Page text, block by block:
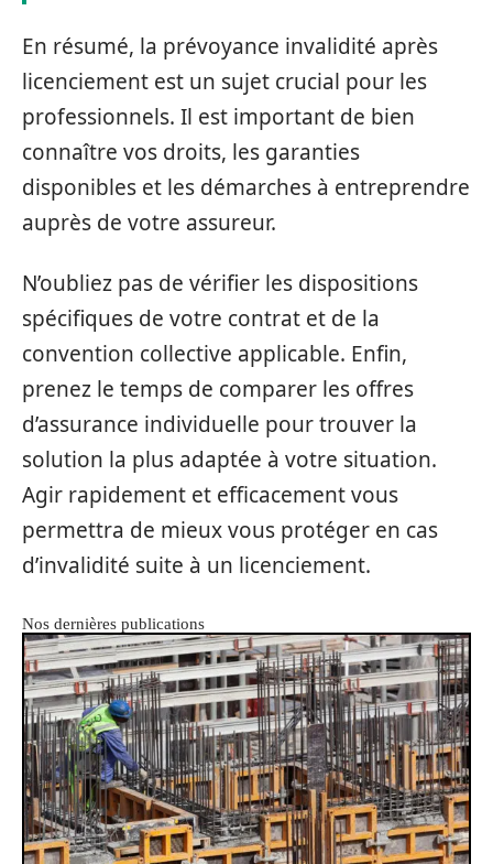
En résumé, la prévoyance invalidité après
licenciement est un sujet crucial pour les
professionnels. Il est important de bien
connaître vos droits, les garanties
disponibles et les démarches à entreprendre
auprès de votre assureur.
N’oubliez pas de vérifier les dispositions
spécifiques de votre contrat et de la
convention collective applicable. Enfin,
prenez le temps de comparer les offres
d’assurance individuelle pour trouver la
solution la plus adaptée à votre situation.
Agir rapidement et efficacement vous
permettra de mieux vous protéger en cas
d’invalidité suite à un licenciement.
Nos dernières publications